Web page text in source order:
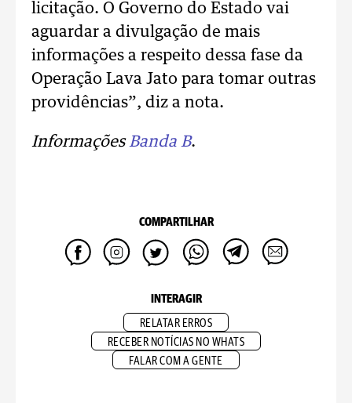
licitação. O Governo do Estado vai
aguardar a divulgação de mais
informações a respeito dessa fase da
Operação Lava Jato para tomar outras
providências”, diz a nota.
InformaçõesBanda B.
COMPARTILHAR
INTERAGIR
RELATAR ERROS
RECEBER NOTÍCIAS NO WHATS
FALAR COM A GENTE